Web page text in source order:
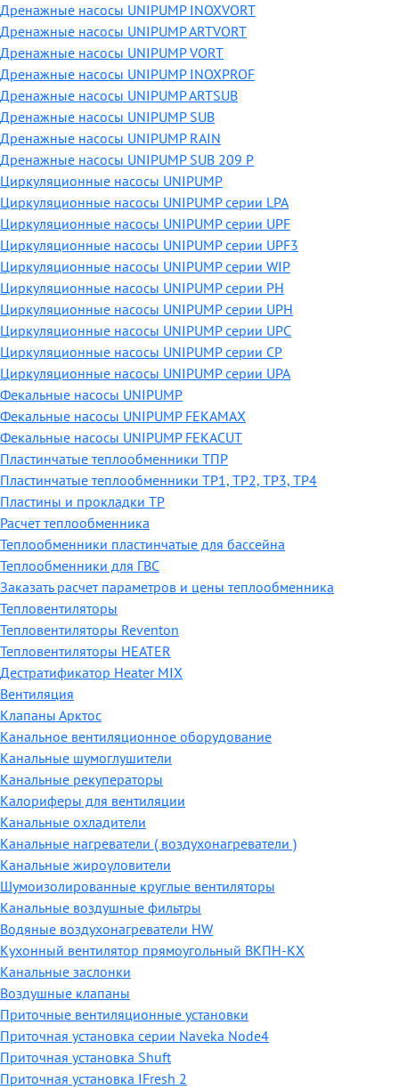
Дренажные насосы UNIPUMP INOXVORT
Дренажные насосы UNIPUMP ARTVORT
Дренажные насосы UNIPUMP VORT
Дренажные насосы UNIPUMP INOXPROF
Дренажные насосы UNIPUMP ARTSUB
Дренажные насосы UNIPUMP SUB
Дренажные насосы UNIPUMP RAIN
Дренажные насосы UNIPUMP SUB 209 P
Циркуляционные насосы UNIPUMP
Циркуляционные насосы UNIPUMP серии LPA
Циркуляционные насосы UNIPUMP серии UPF
Циркуляционные насосы UNIPUMP серии UPF3
Циркуляционные насосы UNIPUMP серии WIP
Циркуляционные насосы UNIPUMP серии PH
Циркуляционные насосы UNIPUMP серии UPH
Циркуляционные насосы UNIPUMP серии UPC
Циркуляционные насосы UNIPUMP серии CP
Циркуляционные насосы UNIPUMP серии UPA
Фекальные насосы UNIPUMP
Фекальные насосы UNIPUMP FEKAMAX
Фекальные насосы UNIPUMP FEKACUT
Пластинчатые теплообменники ТПР
Пластинчатые теплообменники ТР1, ТР2, ТР3, ТР4
Пластины и прокладки ТР
Расчет теплообменника
Теплообменники пластинчатые для бассейна
Теплообменники для ГВС
Заказать расчет параметров и цены теплообменника
Тепловентиляторы
Тепловентиляторы Reventon
Тепловентиляторы HEATER
Дестратификатор Heater MIX
Вентиляция
Клапаны Арктос
Канальное вентиляционное оборудование
Канальные шумоглушители
Канальные рекуператоры
Калориферы для вентиляции
Канальные охладители
Канальные нагреватели ( воздухонагреватели )
Канальные жироуловители
Шумоизолированные круглые вентиляторы
Канальные воздушные фильтры
Водяные воздухонагреватели HW
Кухонный вентилятор прямоугольный ВКПН-КХ
Канальные заслонки
Воздушные клапаны
Приточные вентиляционные установки
Приточная установка серии Naveka Node4
Приточная установка Shuft
Приточная установка IFresh 2